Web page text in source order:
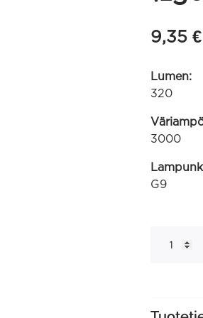
9,35 €
Lumen:
320
3000
G9
SMD